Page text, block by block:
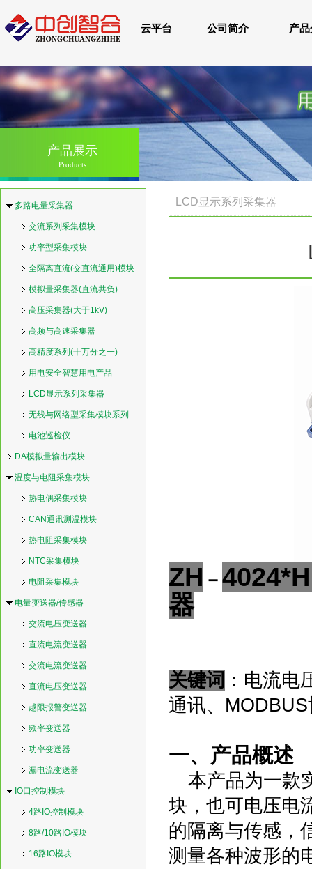
云平台 公司简介 产
产品展示
Products
多路电量采集器
交流系列采集模块
功率型采集模块
全隔离直流(交直流通用)模块
模拟量采集器(直流共负)
高压采集器(大于1kV)
高频与高速采集器
高精度系列(十万分之一)
用电安全智慧用电产品
LCD显示系列采集器
无线与网络型采集模块系列
电池巡检仪
DA模拟量输出模块
温度与电阻采集模块
热电偶采集模块
CAN通讯测温模块
热电阻采集模块
NTC采集模块
电阻采集模块
电量变送器/传感器
交流电压变送器
直流电流变送器
交流电流变送器
直流电压变送器
越限报警变送器
频率变送器
功率变送器
漏电流变送器
IO口控制模块
4路IO控制模块
8路/10路IO模块
16路IO模块
LCD显示系列采集器
ZH － 4024*H
器
关键词 ：电流电
通讯、
一、产品概述
本产品为一款
块，也可电压电
的隔离与传感，
测量各种波形的